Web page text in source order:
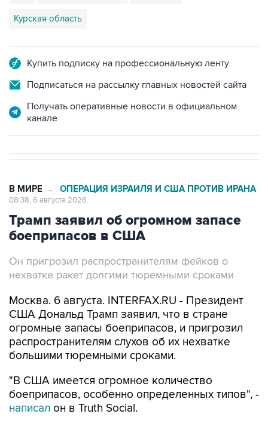
Курская область
Купить подписку на профессиональную ленту
Подписаться на рассылку главных новостей сайта
Получать оперативные новости в официальном
канале
В МИРЕ → ОПЕРАЦИЯ ИЗРАИЛЯ И США ПРОТИВ ИРАНА
08:38, 6 августа 2026
Трамп заявил об огромном запасе
боеприпасов в США
Он пригрозил распространителям фейков о
нехватке ракет долгими тюремными сроками
Москва. 6 августа. INTERFAX.RU - Президент
США Дональд Трамп заявил, что в стране
огромные запасы боеприпасов, и пригрозил
распространителям слухов об их нехватке
большими тюремными сроками.
"В США имеется огромное количество
боеприпасов, особенно определенных типов", -
написал он в Truth Social.